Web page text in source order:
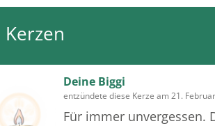
Kerzen
Deine Biggi
entzündete diese Kerze am 21.
Für immer unvergessen.